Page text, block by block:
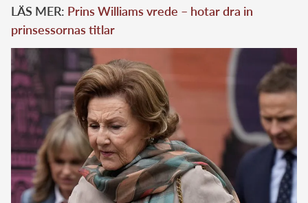
LÄS MER: Prins Williams vrede – hotar dra in
prinsessornas titlar